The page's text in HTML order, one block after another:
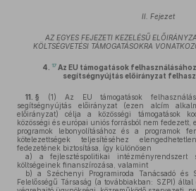
II. Fejezet
AZ EGYES FEJEZETI KEZELÉSŰ
KÖLTSÉGVETÉSI TÁMOGATÁSOKRA
4. 17 Az EU támogatások
segítségnyújtás előirányzat
11. § (1) Az EU támogatások
segítségnyújtás előirányzat (ezen alcím
előirányzat) célja a közösségi támogatások
közösségi és európai uniós forrásból nem fedezett,
programok lebonyolításához és a programok
kötelezettségek teljesítéséhez
fedezetének biztosítása, így különösen
a) a fejlesztéspolitikai intézményrendszert
költségeinek finanszírozása, valamint
b) a Széchenyi Programiroda Tanácsadó és
Felelősségű Társaság (a továbbiakban: SZPI)